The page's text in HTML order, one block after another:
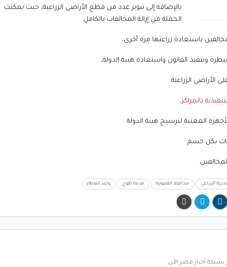
بالإضافة إلى تبوير عدد من قطع الأراضي الزراعية، حيث تمكنت
الحملة من إزالة المخالفات بالكامل
باستعادة زراعتها مرة أخرى،
وتنفيذ القانون واستعادة هيبة الدولة،
الأراضي الزراعية
بالمراكز،
المعنية لترسيخ هيبة الدولة
بكل حسم
.
الزراعي محافظ القليوبية مدينة طوخ وحيد العطار
بشبكة أخبار مصر الأن